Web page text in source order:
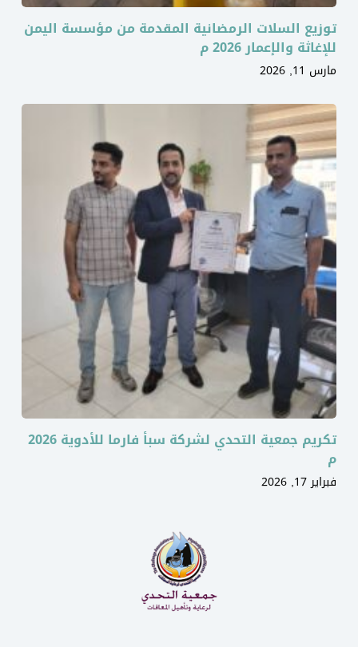
توزيع السلات الرمضانية المقدمة من مؤسسة اليمن
للإغاثة والإعمار 2026 م
مارس 11, 2026
تكريم جمعية التحدي لشركة سبأ فارما للأدوية 2026
م
فبراير 17, 2026